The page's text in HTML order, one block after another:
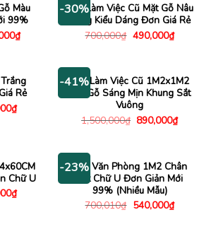
Màu
99%
₫Giá
hiện
875,000₫.
-30%
Bàn Làm Việc Cũ Mặt Gỗ Nâu
Sáng Kiểu Dáng Đơn Giá Rẻ
700,000₫ Giá
490,000₫Giá
hiện
Rẻ
₫Giá
hiện
-41%
Bàn Làm Việc Cũ 1M2x1M2
Mặt Gỗ Sáng Mịn Khung Sắt
Vuông
1,500,000₫ Giá
890,000₫Giá
hiện
Chữ U
₫Giá
hiện
-23%
Bàn Văn Phòng 1M2 Chân
Sắt Chữ U Đơn Giản Mới
99% (Nhiều Mẫu)
700,010₫ Giá
540,000₫Giá
hiện